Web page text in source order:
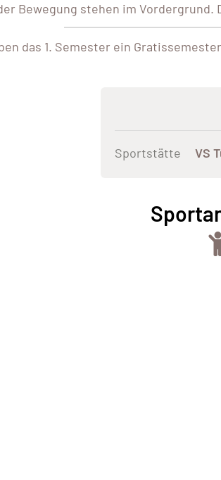
Bewegung stehen im
das 1. Semester ein
Sportstätte VS